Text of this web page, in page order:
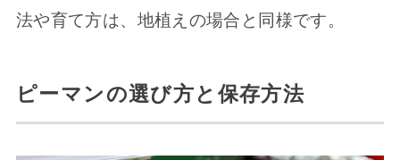
法や育て方は、地植えの場合と同様です。
ピーマンの選び方と保存方法